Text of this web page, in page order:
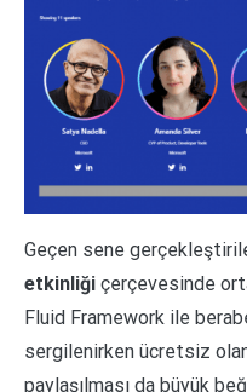
Geçen sene
etkinliği çerçevesinde
Fluid Framework ile
sergilenirken ücretsiz olan
paylaşılması da büyük